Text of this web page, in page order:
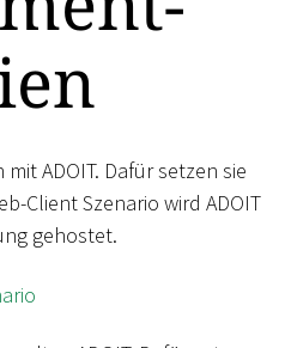
ADOIT. Dafür setzen sie
Client Szenario wird ADOIT
gehostet.